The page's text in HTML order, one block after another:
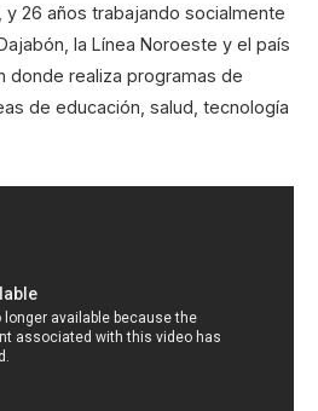
y 26 años trabajando socialmente
la Línea Noroeste y el país
donde realiza programas de
de educación, salud, tecnología